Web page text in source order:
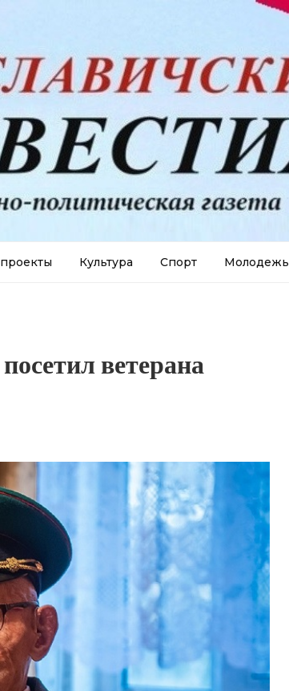
Культура Спорт Молодежь
ветерана